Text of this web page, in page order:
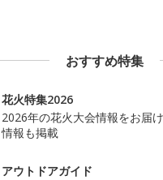
おすすめ特集
花火特集2026
2026年の花火大会情報をお届
情報も掲載
アウトドアガイド